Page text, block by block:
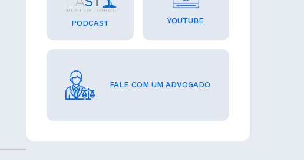
PODCAST YOUTUBE
FALE COM UM ADVOGADO